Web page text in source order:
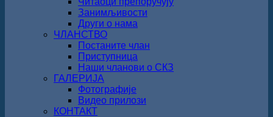
Занимљивости
Други о нама
ЧЛАНСТВО
Постаните члан
Приступница
Наши чланови о СКЗ
ГАЛЕРИЈА
Фотографије
Видео прилози
КОНТАКТ